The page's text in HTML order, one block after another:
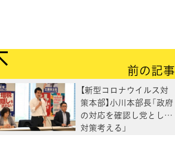
前の記事
【新型コロナウイルス対
策本部】小川本部長「政府
の対応を確認し党として
対策考える」